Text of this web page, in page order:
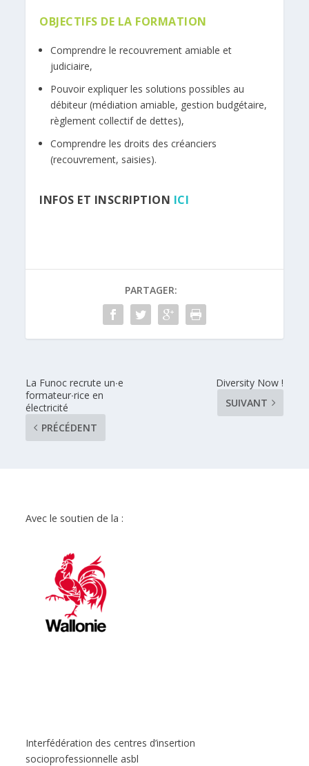
OBJECTIFS DE LA FORMATION
Comprendre le recouvrement amiable et
judiciaire,
Pouvoir expliquer les solutions possibles au
débiteur (médiation amiable, gestion budgétaire,
règlement collectif de dettes),
Comprendre les droits des créanciers
(recouvrement, saisies).
INFOS ET INSCRIPTION ICI
PARTAGER:
La Funoc recrute un∙e
formateur∙rice en
électricité
PRÉCÉDENT
Diversity Now !
SUIVANT
Avec le soutien de la :
Interfédération des centres d’insertion
socioprofessionnelle asbl